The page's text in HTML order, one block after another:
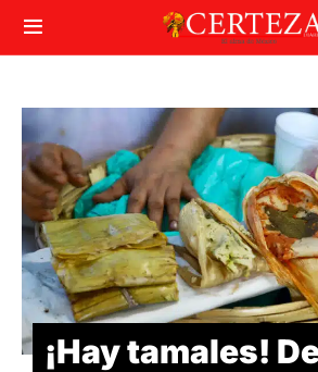
¡Hay tamales!